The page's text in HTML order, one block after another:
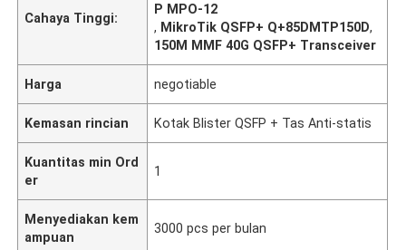
Cahaya Tinggi:
P MPO-12
, MikroTik QSFP+ Q+85DMTP150D,
150M MMF 40G QSFP+ Transceiver
Harga negotiable
Kemasan rincian Kotak Blister QSFP + Tas Anti-statis
Kuantitas min Ord
er
1
Menyediakan kem
ampuan
3000 pcs per bulan